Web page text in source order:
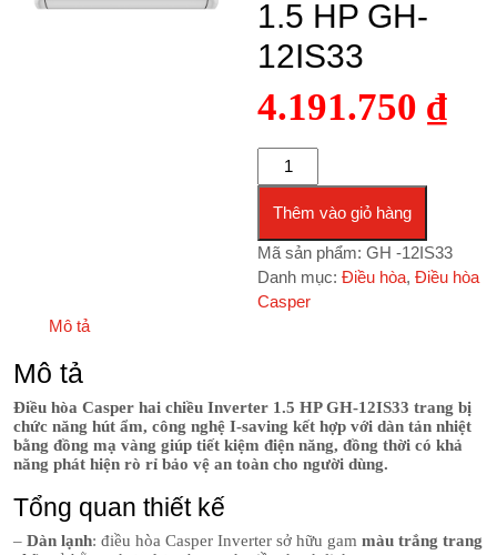
1.5 HP GH-
12IS33
4.191.750₫
Điều hòa Casper hai chiều
Thêm vào giỏ hàng
Mã sản phẩm:GH -12IS33
Danh mục:Điều hòa,Điều hòa
Casper
Mô tả
Mô tả
Điều hòa Casper hai chiều Inverter 1.5 HP GH-12IS33 trang bị
chức năng hút ẩm, công nghệ I-saving kết hợp với dàn tản nhiệt
bằng đồng mạ vàng giúp tiết kiệm điện năng, đồng thời có khả
năng phát hiện rò rỉ bảo vệ an toàn cho người dùng.
Tổng quan thiết kế
– Dàn lạnh: điều hòa Casper Inverter sở hữu gam màu trắng trang